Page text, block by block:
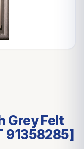
Grey Felt
91358285]